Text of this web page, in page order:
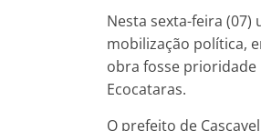
Nesta sexta-feira
mobilização política,
obra fosse prioridade
Ecocataras.
O prefeito de